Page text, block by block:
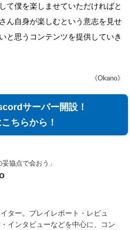
て僕を楽しませていただければと
ん自身が楽しむという意志を見せ
と思うコンテンツを提供していき
《Okano》
サーバー開設！
ちらから！
妥協点で会おう」
ター。プレイレポート・レビュ
インタビューなどを中心に、コン